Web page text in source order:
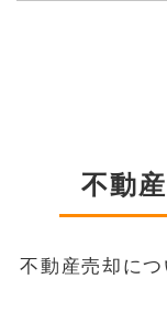
不動
不動産売却に